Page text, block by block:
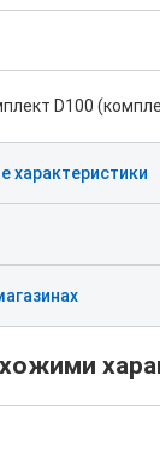
D100
характеристики